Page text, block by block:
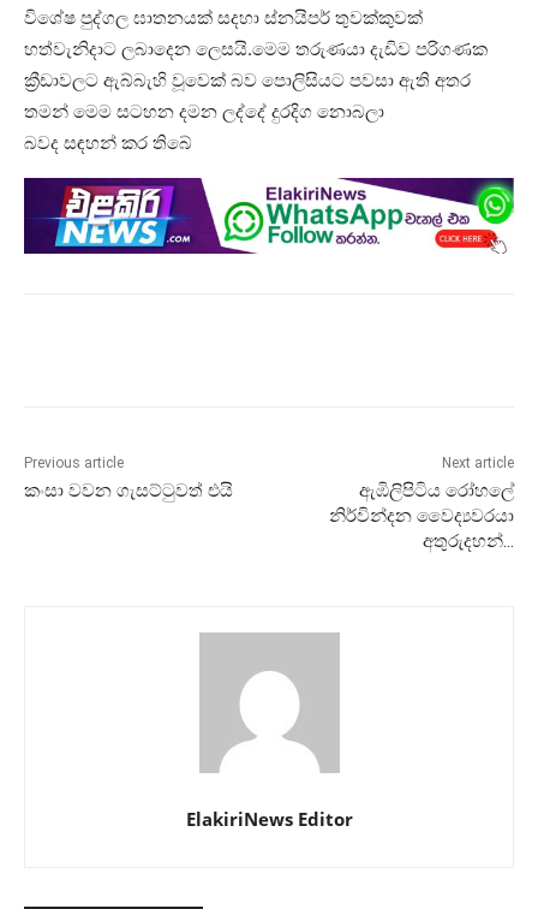
විශේෂ පුද්ගල ඝාතනයක් සදහා ස්නයිපර් තුවක්කුවක්
හත්වැනිදාට ලබාදෙන ලෙසයි.මෙම තරුණයා දැඩිව පරිගණක
ක්‍රීඩාවලට ඇබ්බැහි වූවෙක් බව පොලිසියට පවසා ඇති අතර
තමන් මෙම සටහන දමන ලද්දේ දුරදිග නොබලා
බවද සඳහන් කර තිබේ
Previous article
කංසා වවන ගැසට්ටුවත් එයි
Next article
ඇඹිලිපිටිය රෝහලේ
නිර්වින්දන වෛද්‍යවරයා
අතුරුදහන්…
ElakiriNews Editor